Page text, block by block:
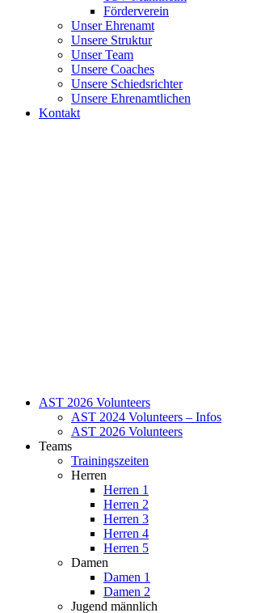
Förderverein
Unser Ehrenamt
Unsere Struktur
Unser Team
Unsere Coaches
Unsere Schiedsrichter
Unsere Ehrenamtlichen
Kontakt
AST 2026 Volunteers
AST 2024 Volunteers – Infos
AST 2026 Volunteers
Teams
Trainingszeiten
Herren
Herren 1
Herren 2
Herren 3
Herren 4
Herren 5
Damen
Damen 1
Damen 2
Jugend männlich